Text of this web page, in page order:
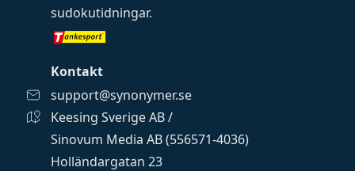
sudokutidningar.
Kontakt
support@synonymer.se
Keesing Sverige AB /
Sinovum Media AB (556571-4036)
Holländargatan 23